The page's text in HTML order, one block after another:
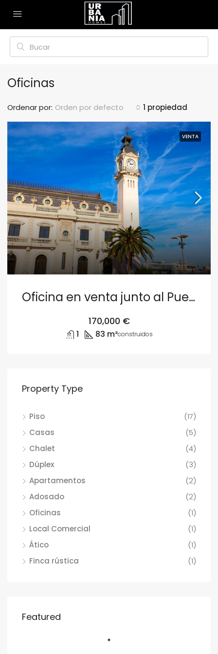
Oficinas
1 propiedad
Ordenar por: Orden por defecto
VENTA
Oficina en venta junto al Puerto de Valencia
170,000 €
1 83 m²construidos
Property Type
Piso
(17)
Casas
(5)
Chalet
(4)
Dúplex
(3)
Apartamentos
(2)
Adosado
(2)
Oficinas
(1)
Local Comercial
(1)
Ático
(1)
Finca rústica
(1)
Featured